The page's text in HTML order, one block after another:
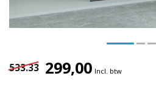
533.33 299,00 Incl. btw